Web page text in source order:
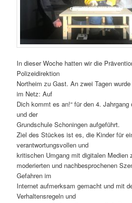
In dieser Woche hatten wir die
Polizeidirektion
Northeim zu Gast. An zwei Tagen
im Netz: Auf
Dich kommt es an!“ für den 4.
und der
Grundschule Schoningen aufgeführt.
Ziel des Stückes ist es, die Kinder für
verantwortungsvollen und
kritischen Umgang mit digitalen Medien
moderierten und nachbesprochenen
Gefahren im
Internet aufmerksam gemacht und mit
Verhaltensregeln und